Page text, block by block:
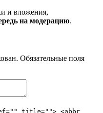
и вложения,
на модерацию.
Обязательные поля
title=""> <abbr